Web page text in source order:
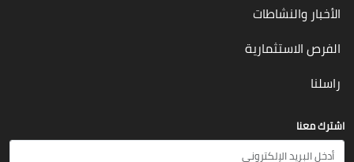
الأخبار والنشاطات
الفرص الاستثمارية
راسلنا
اشترك معنا